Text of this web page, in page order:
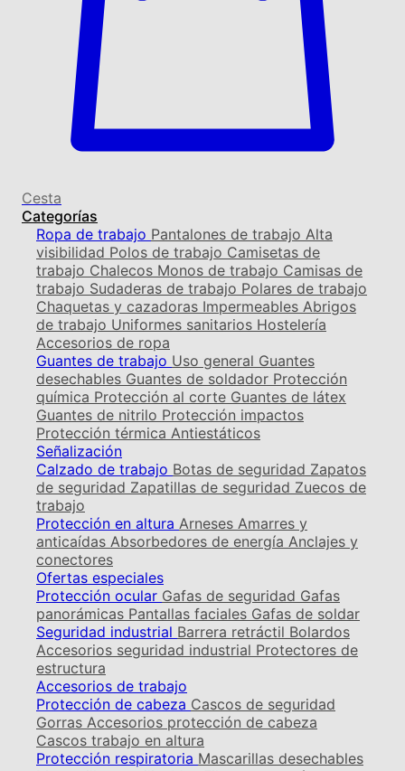
Cesta
Categorías
Ropa de trabajo Pantalones de trabajo Alta
visibilidad Polos de trabajo Camisetas de
trabajo Chalecos Monos de trabajo Camisas de
trabajo Sudaderas de trabajo Polares de trabajo
Chaquetas y cazadoras Impermeables Abrigos
de trabajo Uniformes sanitarios Hostelería
Accesorios de ropa
Guantes de trabajo Uso general Guantes
desechables Guantes de soldador Protección
química Protección al corte Guantes de látex
Guantes de nitrilo Protección impactos
Protección térmica Antiestáticos
Señalización
Calzado de trabajo Botas de seguridad Zapatos
de seguridad Zapatillas de seguridad Zuecos de
trabajo
Protección en altura Arneses Amarres y
anticaídas Absorbedores de energía Anclajes y
conectores
Ofertas especiales
Protección ocular Gafas de seguridad Gafas
panorámicas Pantallas faciales Gafas de soldar
Seguridad industrial Barrera retráctil Bolardos
Accesorios seguridad industrial Protectores de
estructura
Accesorios de trabajo
Protección de cabeza Cascos de seguridad
Gorras Accesorios protección de cabeza
Cascos trabajo en altura
Protección respiratoria Mascarillas desechables